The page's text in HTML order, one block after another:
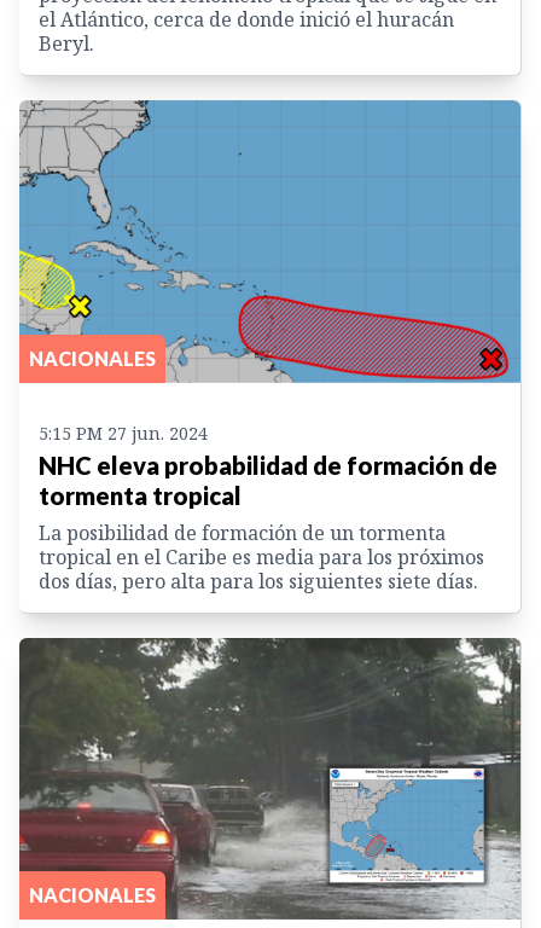
el Atlántico, cerca de donde inició el huracán
Beryl.
NACIONALES
5:15 PM 27 jun. 2024
NHC eleva probabilidad de formación de
tormenta tropical
La posibilidad de formación de un tormenta
tropical en el Caribe es media para los próximos
dos días, pero alta para los siguientes siete días.
NACIONALES